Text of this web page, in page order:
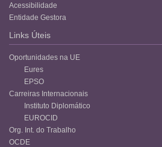
Acessibilidade
Entidade Gestora
Links Úteis
Oportunidades na UE
Eures
EPSO
Carreiras Internacionais
Instituto Diplomático
EUROCID
Org. Int. do Trabalho
OCDE